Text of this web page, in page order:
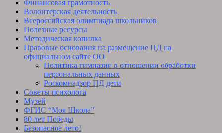
Финансовая грамотность
Волонтерская деятельность
Всероссийская олимпиада школьников
Полезные ресурсы
Методическая копилка
Правовые основания на размещение ПД на
официальном сайте ОО
Политика гимназии в отношении обработки
персональных данных
Роскомнадзор ПД дети
Советы психолога
Музей
ФГИС “Моя Школа”
80 лет Победы
Безопасное лето!